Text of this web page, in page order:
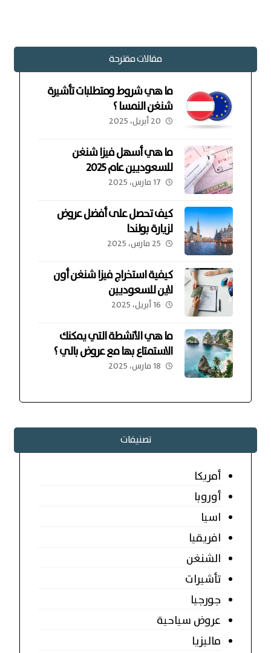
مقالات مقترحة
ما هي شروط ومتطلبات تأشيرة
شنغن النمسا ؟
20 أبريل، 2025
ما هي أسهل فيزا شنغن
للسعوديين عام 2025
17 مارس، 2025
كيف تحصل على أفضل عروض
لزيارة بولندا
25 مارس، 2025
كيفية استخراج فيزا شنغن أون
لاين للسعوديين
16 أبريل، 2025
ما هي الأنشطة التي يمكنك
الاستمتاع بها مع عروض بالي ؟
18 مارس، 2025
تصنيفات
أمريكا
أوروبا
اسيا
افريقيا
الشنغن
تأشيرات
جورجيا
عروض سياحية
ماليزيا